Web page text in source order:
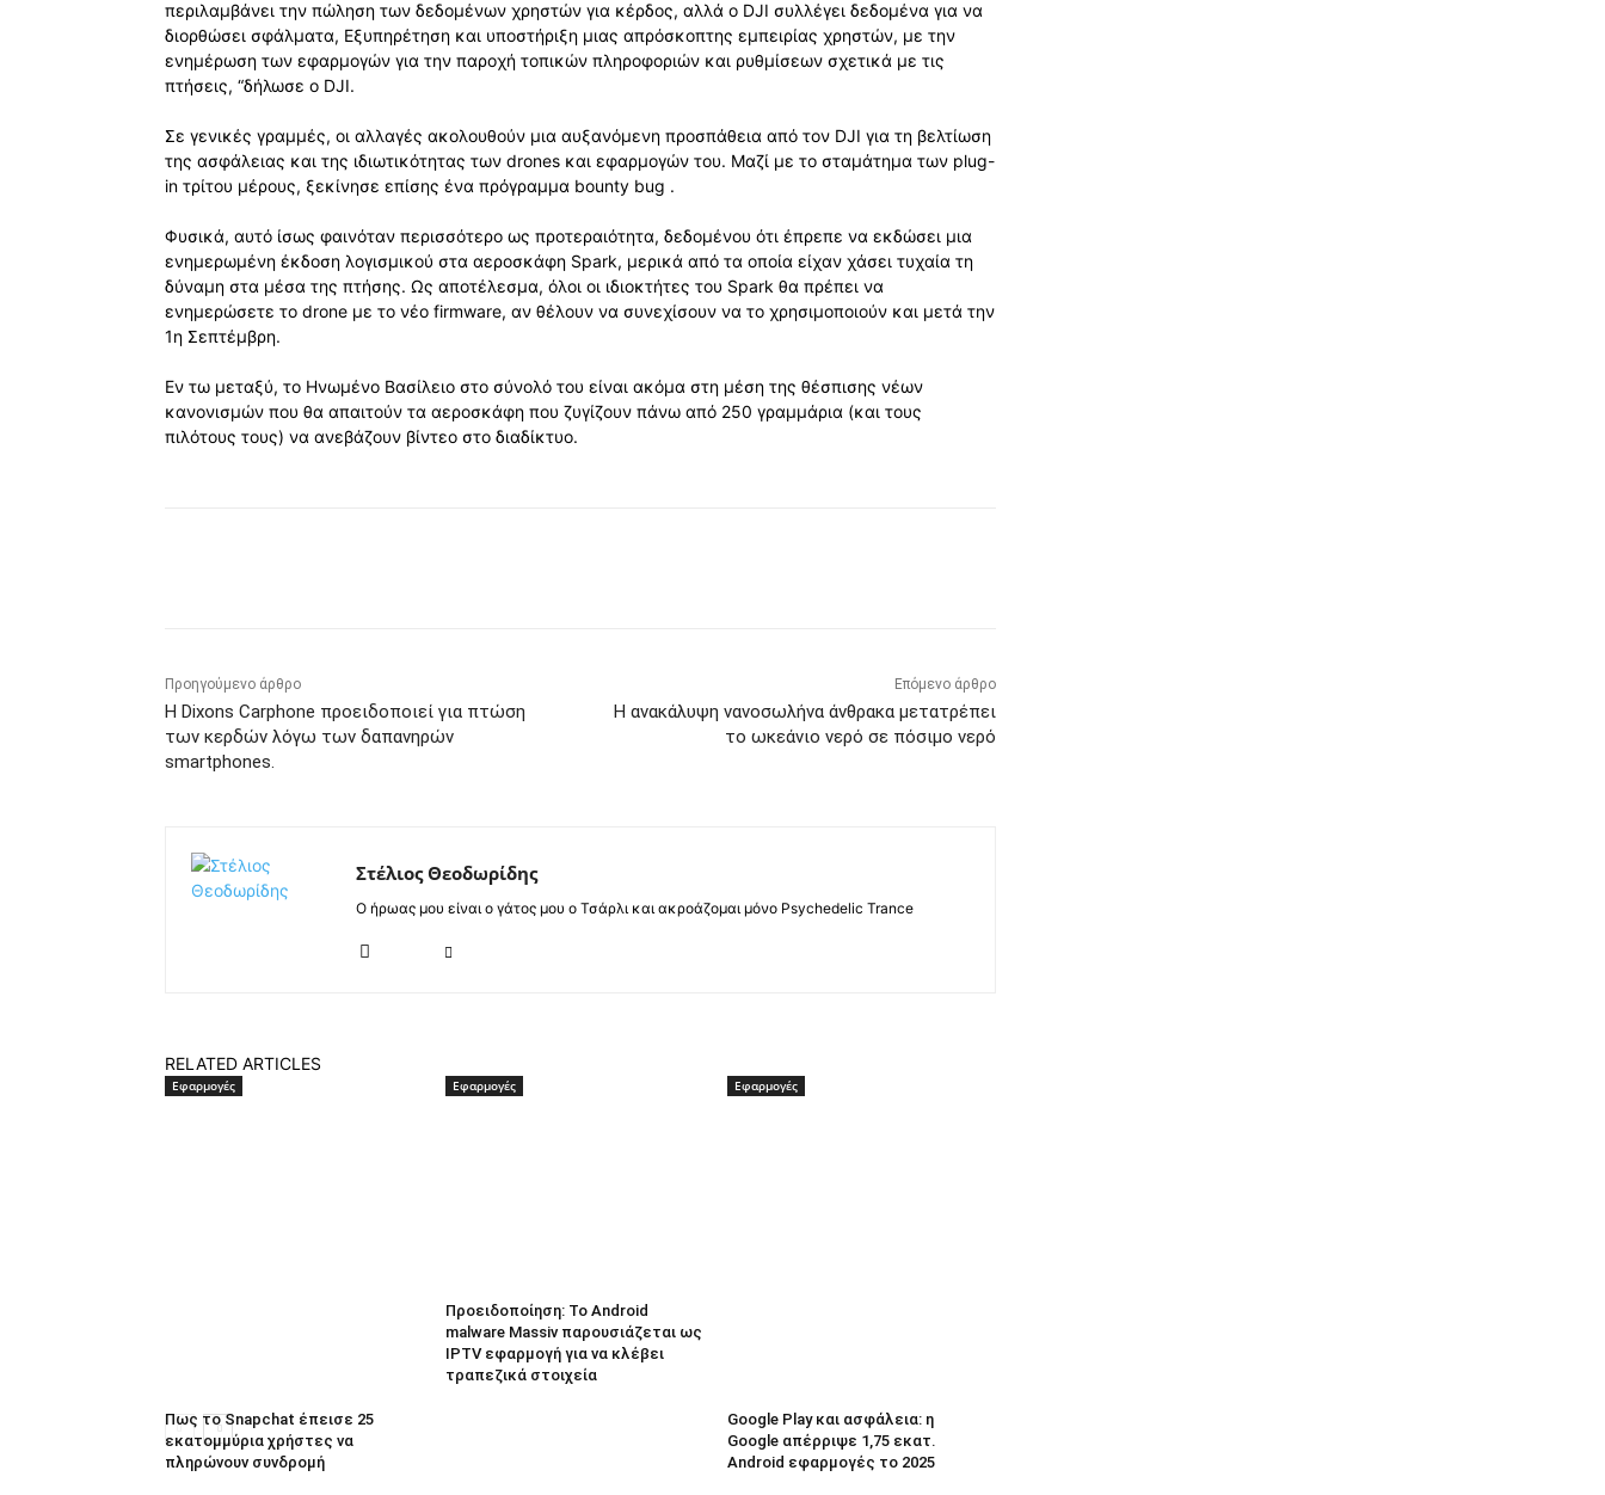
περιλαμβάνει την πώληση των δεδομένων χρηστών για κέρδος, αλλά ο DJI συλλέγει δεδομένα για να
διορθώσει σφάλματα, Εξυπηρέτηση και υποστήριξη μιας απρόσκοπτης εμπειρίας χρηστών, με την
ενημέρωση των εφαρμογών για την παροχή τοπικών πληροφοριών και ρυθμίσεων σχετικά με τις
πτήσεις, “δήλωσε ο DJI.
Σε γενικές γραμμές, οι αλλαγές ακολουθούν μια αυξανόμενη προσπάθεια από τον DJI για τη βελτίωση
της ασφάλειας και της ιδιωτικότητας των drones και εφαρμογών του. Μαζί με το σταμάτημα των plug-
in τρίτου μέρους, ξεκίνησε επίσης ένα πρόγραμμα bounty bug .
Φυσικά, αυτό ίσως φαινόταν περισσότερο ως προτεραιότητα, δεδομένου ότι έπρεπε να εκδώσει μια
ενημερωμένη έκδοση λογισμικού στα αεροσκάφη Spark, μερικά από τα οποία είχαν χάσει τυχαία τη
δύναμη στα μέσα της πτήσης. Ως αποτέλεσμα, όλοι οι ιδιοκτήτες του Spark θα πρέπει να
ενημερώσετε το drone με το νέο firmware, αν θέλουν να συνεχίσουν να το χρησιμοποιούν και μετά την
1η Σεπτέμβρη.
Εν τω μεταξύ, το Ηνωμένο Βασίλειο στο σύνολό του είναι ακόμα στη μέση της θέσπισης νέων
κανονισμών που θα απαιτούν τα αεροσκάφη που ζυγίζουν πάνω από 250 γραμμάρια (και τους
πιλότους τους) να ανεβάζουν βίντεο στο διαδίκτυο.
Προηγούμενο άρθρο
Η Dixons Carphone προειδοποιεί για πτώση
των κερδών λόγω των δαπανηρών
smartphones.
Επόμενο άρθρο
Η ανακάλυψη νανοσωλήνα άνθρακα μετατρέπει
το ωκεάνιο νερό σε πόσιμο νερό
Στέλιος Θεοδωρίδης
Ο ήρωας μου είναι ο γάτος μου ο Τσάρλι και ακροάζομαι μόνο Psychedelic Trance
RELATED ARTICLES
Εφαρμογές
Πως το Snapchat έπεισε 25
εκατομμύρια χρήστες να
πληρώνουν συνδρομή
Εφαρμογές
Προειδοποίηση: Το Android
malware Massiv παρουσιάζεται ως
IPTV εφαρμογή για να κλέβει
τραπεζικά στοιχεία
Εφαρμογές
Google Play και ασφάλεια: η
Google απέρριψε 1,75 εκατ.
Android εφαρμογές το 2025